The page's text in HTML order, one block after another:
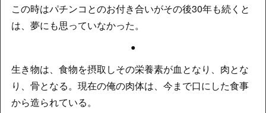
この時はパチンコとのお付き合いがその後30年も続くと
は、夢にも思っていなかった。
●
生き物は、食物を摂取しその栄養素が血となり、肉とな
り、骨となる。現在の俺の肉体は、今まで口にした食事
から造られている。